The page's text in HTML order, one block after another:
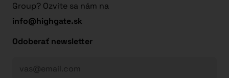
Group? Ozvite sa nám na
info@highgate.sk
Odoberať newsletter